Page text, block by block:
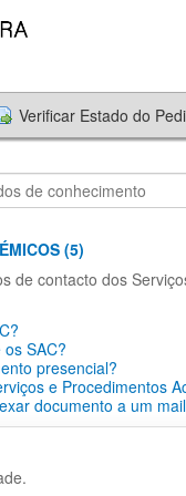
Verificar Estado do
(5)
de contacto dos
SAC?
presencial?
e Procedimentos
documento a um